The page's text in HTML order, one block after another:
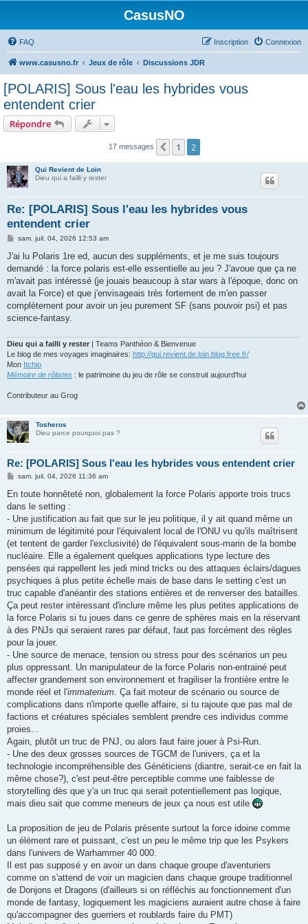
CasusNO
FAQ Connexion
Inscription
www.casusno.fr Jeux de rôle Discussions JDR
[POLARIS] Sous l'eau les hybrides vous
entendent crier
Répondre
17 messages Précédent
1 2
Qui Revient de Loin
Dieu qui a failli y rester
Re: [POLARIS] Sous l'eau les hybrides vous
entendent crier
M
s
a
g
sam. juil. 04, 2026 12:53 am
J'ai lu Polaris 1re ed, aucun des suppléments, et je me suis toujours
demandé : la force polaris est-elle essentielle au jeu ? J'avoue que ça ne
m'avait pas intéressé (je jouais beaucoup à star wars à l'époque, donc on
avait la Force) et que j'envisageais très fortement de m'en passer
complètement pour avoir un jeu purement SF (sans pouvoir psi) et pas
science-fantasy.
Dieu qui a failli y rester | Teams Panthéon & Bienvenue
Le blog de mes voyages imaginaires: http://qui.revient.de.loin.blog.free.fr/
Mon Itchio
Mémoire de rôlistes : le patrimoine du jeu de rôle se construit aujourd'hui
Contributeur au Grog
Tosheros
Dieu parce pourquoi pas ?
Re: [POLARIS] Sous l'eau les hybrides vous entendent crier
M
s
a
g
sam. juil. 04, 2026 11:36 am
En toute honnêteté non, globalement la force Polaris apporte trois trucs
dans le setting :
- Une justification au fait que sur le jeu politique, il y ait quand même un
minimum de légitimité pour l'équivalent local de l'ONU vu qu'ils maîtrisent
(et tentent de garder l'exclusivité) de l'équivalent sous-marin de la bombe
nucléaire. Elle a également quelques applications type lecture des
pensées qui rappellent les jedi mind tricks ou des attaques éclairs/dagues
psychiques à plus petite échelle mais de base dans le setting c'est un
truc capable d'anéantir des stations entières et de renverser des batailles.
Ça peut rester intéressant d'inclure même les plus petites applications de
la force Polaris si tu joues dans ce genre de sphères mais en la réservant
à des PNJs qui seraient rares par défaut, faut pas forcément des règles
pour la jouer.
- Une source de menace, tension ou stress pour des scénarios un peu
plus oppressant. Un manipulateur de la force Polaris non-entrainé peut
affecter grandement son environnement et fragiliser la frontière entre le
monde réel et l'immaterium. Ça fait moteur de scénario ou source de
complications dans n'importe quelle affaire, si tu rajoute que pas mal de
factions et créatures spéciales semblent prendre ces individus comme
proies...
Again, plutôt un truc de PNJ, ou alors faut faire jouer à Psi-Run.
- Une des deux grosses sources de TGCM de l'univers, ça et la
technologie incompréhensible des Généticiens (diantre, serait-ce en fait la
même chose?), c'est peut-être perceptible comme une faiblesse de
storytelling dès que y'a un truc qui serait potentiellement pas logique,
mais dieu sait que comme meneurs de jeux ça nous est utile
La proposition de jeu de Polaris présente surtout la force idoine comme
un élément rare et puissant, c'est un peu le même trip que les Psykers
dans l'univers de Warhammer 40 000.
Il est pas supposé y en avoir un dans chaque groupe d'aventuriers
comme on s'attend de voir un magicien dans chaque groupe traditionnel
de Donjons et Dragons (d'ailleurs si on réfléchis au fonctionnement d'un
monde de fantasy, logiquement les magiciens auraient autre chose à faire
qu'accompagner des guerriers et roublards faire du PMT)